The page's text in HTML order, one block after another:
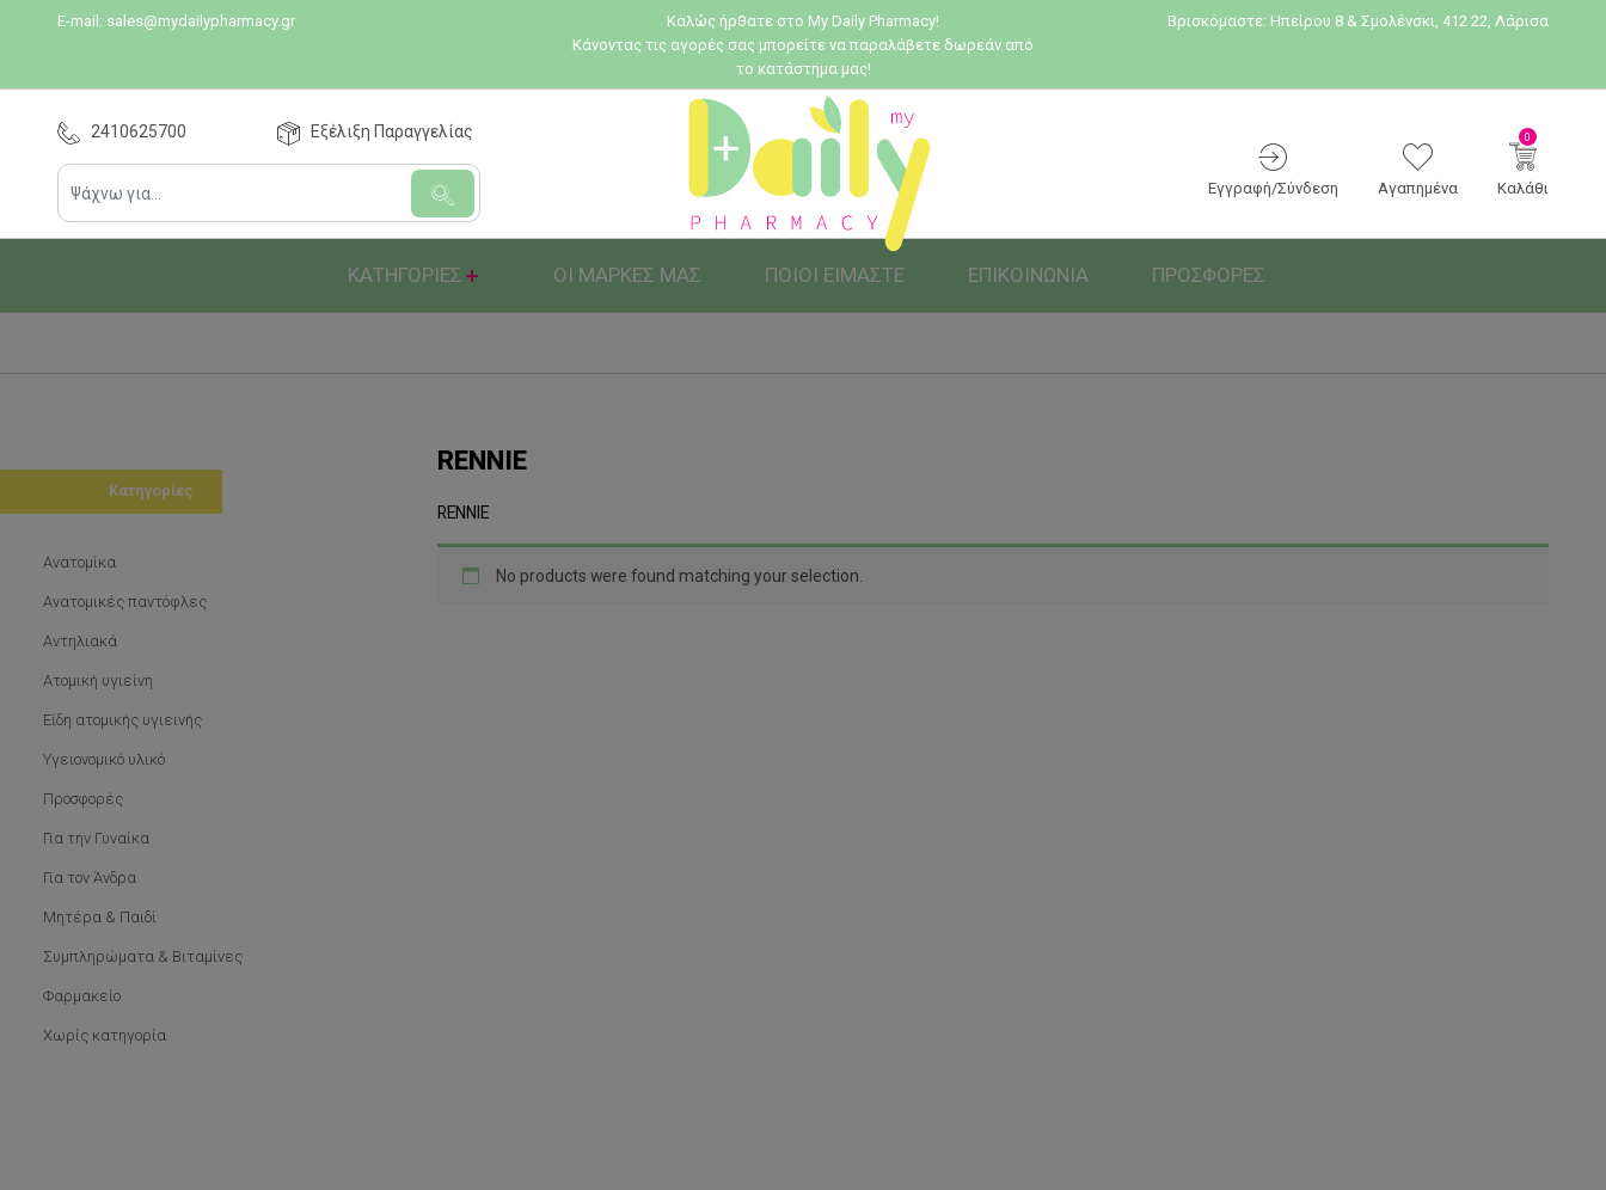
E-mail: sales@mydailypharmacy.gr
Καλώς ήρθατε στο My Daily Pharmacy!
Κάνοντας τις αγορές σας μπορείτε να παραλάβετε δωρεάν από
το κατάστημα μας!
Βρισκόμαστε: Ηπείρου 8 & Σμολένσκι, 412 22, Λάρισα
2410625700 Εξέλιξη Παραγγελίας
Εγγραφή/Σύνδεση Αγαπημένα
0
Καλάθι
ΚΑΤΗΓΟΡΙΕΣ ΟΙ ΜΑΡΚΕΣ ΜΑΣ ΠΟΙΟΙ ΕΙΜΑΣΤΕ ΕΠΙΚΟΙΝΩΝΙΑ ΠΡΟΣΦΟΡΕΣ
RENNIE
RENNIE
No products were found matching your selection.
Κατηγορίες
Ανατομίκα
Ανατομικές παντόφλες
Αντηλιακά
Ατομική υγιείνη
Είδη ατομικής υγιεινής
Υγειονομικό υλικό
Προσφορές
Για την Γυναίκα
Για τον Άνδρα
Μητέρα & Παιδί
Συμπληρώματα & Βιταμίνες
Φαρμακείο
Χωρίς κατηγορία